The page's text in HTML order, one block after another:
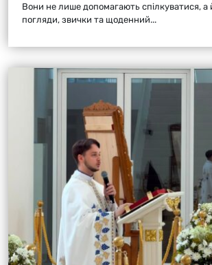
Вони не лише допомагають спілкуватися,
погляди, звички та щоденний...